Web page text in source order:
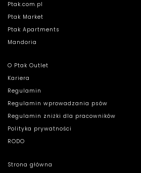
Ptak.com.pl
Ptak Market
Ptak Apartments
Mandoria
O Ptak Outlet
Kariera
Regulamin
Regulamin wprowadzania psów
Regulamin zniżki dla pracowników
Polityka prywatności
RODO
Strona główna